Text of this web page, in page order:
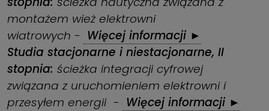
montażem wież elektrowni
wiatrowych - Więcej informacji ►
Studia stacjonarne i niestacjonarne, II
stopnia: ścieżka integracji cyfrowej
związana z uruchomieniem elektrowni i
przesyłem energii - Więcej informacji ►